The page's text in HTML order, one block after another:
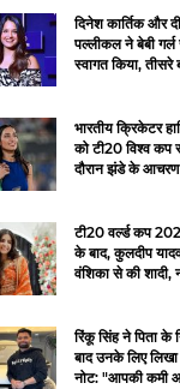
दिनेश कार्तिक और
पल्लीकल ने बेबी गर्ल
स्वागत किया,
भारतीय क्रिकेटर
को टी20 विश्व कप
दौरान झंडे के
टी20 वर्ल्ड कप
के बाद, कुलदीप
वंशिका से की शादी,
रिंकू सिंह ने पिता के
बाद उनके लिए लिखा
नोट: "आपकी कमी